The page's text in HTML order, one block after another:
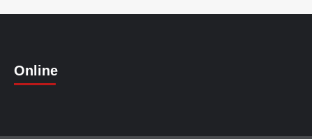
Online